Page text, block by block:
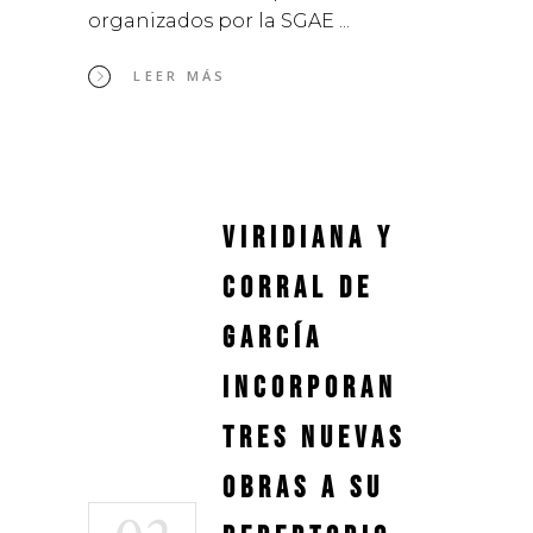
organizados por la SGAE
LEER MÁS
Viridiana y
Corral de
García
incorporan
tres nuevas
obras a su